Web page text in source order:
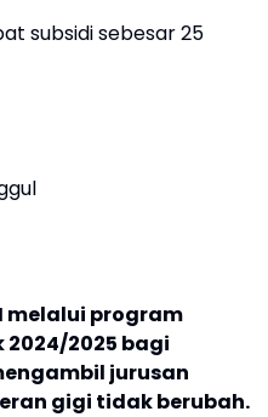
subsidi sebesar 25
melalui program
2025 bagi
jurusan
gigi tidak berubah.